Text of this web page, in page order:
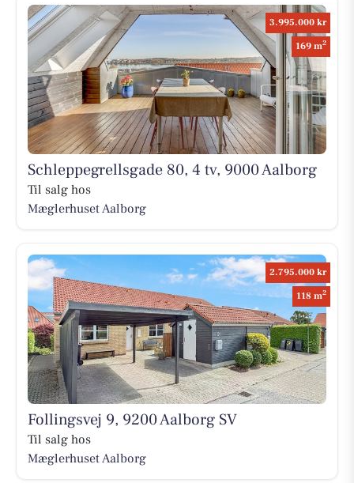
3.995.000 kr
169 m2
Schleppegrellsgade 80, 4 tv, 9000 Aalborg
Til salg hos
Mæglerhuset Aalborg
2.795.000 kr
118 m2
Follingsvej 9, 9200 Aalborg SV
Til salg hos
Mæglerhuset Aalborg